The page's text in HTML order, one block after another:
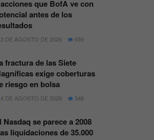
que BofA ve con
antes de los
DE AGOSTO DE 2026 659
fractura de las Siete
exige coberturas
riesgo en bolsa
DE AGOSTO DE 2026 548
Nasdaq se parece a 2008
liquidaciones de 35.000